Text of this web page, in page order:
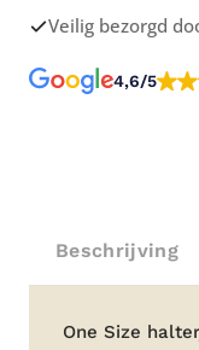
Veilig bezorgd
4,6/5
Beschrijving
One Size